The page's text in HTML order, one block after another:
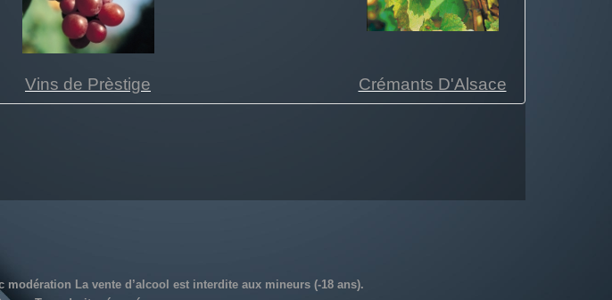
Vins de Prèstige Crémants D'Alsace
La vente d’alcool est interdite aux mineurs (-18 ans).